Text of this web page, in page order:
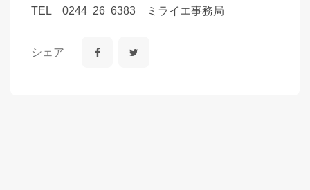
TEL 0244ｰ26ｰ6383 ミライエ事務局
シェア